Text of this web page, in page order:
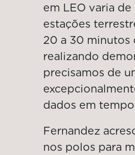
em LEO varia
estações
20 a 30 minutos
realizando
precisamos de
dados em
Fernandez
nos polos para